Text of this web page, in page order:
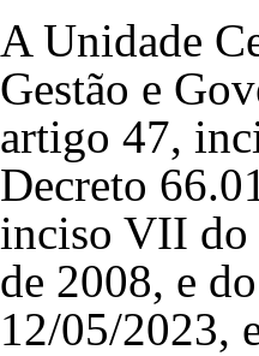
A Unidade
Gestão e
artigo 47,
Decreto
inciso VII do
de 2008, e
12/05/2023,